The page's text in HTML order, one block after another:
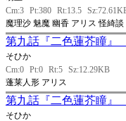
Cm:3 Pt:380 Rt:13.5
魔理沙 魅魔 幽香 アリス 怪綺談
第九話『二色蓮芥瞳
そひか
Cm:0 Pt:0 Rt:5 Sz:12.29KB
蓬莱人形 アリス
第九話『二色蓮芥瞳
そひか